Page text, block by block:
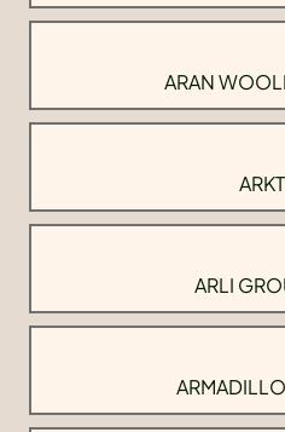
ARAN
ARLI